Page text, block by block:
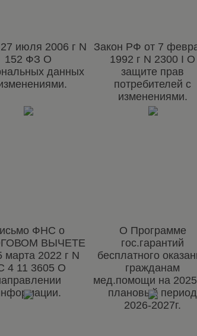
июля 2006 г N
152 ФЗ О
данных
Закон РФ от 7
1992 г N 2300 I О
защите прав
потребителей с
изменениями.
ФНС о
ВЫЧЕТЕ
марта 2022 г N
4 11 3605 О
О Программе
гос.гарантий
бесплатного
гражданам
мед.помощи на
плановый период
2026-2027г.